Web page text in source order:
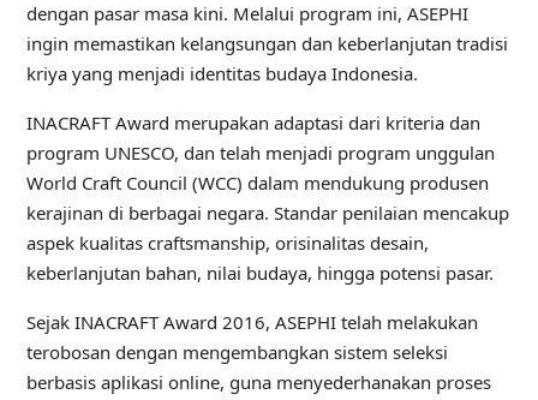
dengan pasar masa kini. Melalui program ini, ASEPHI
ingin memastikan kelangsungan dan keberlanjutan tradisi
kriya yang menjadi identitas budaya Indonesia.
INACRAFT Award merupakan adaptasi dari kriteria dan
program UNESCO, dan telah menjadi program unggulan
World Craft Council (WCC) dalam mendukung produsen
kerajinan di berbagai negara. Standar penilaian mencakup
aspek kualitas craftsmanship, orisinalitas desain,
keberlanjutan bahan, nilai budaya, hingga potensi pasar.
Sejak INACRAFT Award 2016, ASEPHI telah melakukan
terobosan dengan mengembangkan sistem seleksi
berbasis aplikasi online, guna menyederhanakan proses